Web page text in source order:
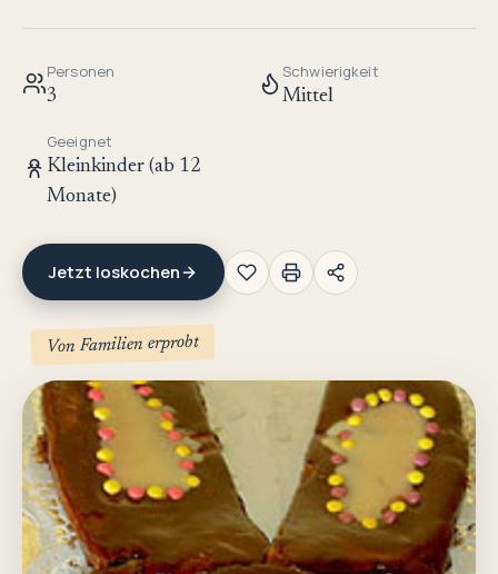
Personen
3
Schwierigkeit
Mittel
Geeignet
Kleinkinder (ab 12
Monate)
Jetzt loskochen
Von Familien erprobt